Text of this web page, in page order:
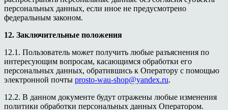
персональных данных, если иное не предусмотрено
федеральным законом.
12. Заключительные положения
12.1. Пользователь может получить любые разъяснения по
интересующим вопросам, касающимся обработки его
персональных данных, обратившись к Оператору с помощью
электронной почты prosto-wau-shop@yandex.ru.
12.2. В данном документе будут отражены любые изменения
политики обработки персональных данных Оператором.